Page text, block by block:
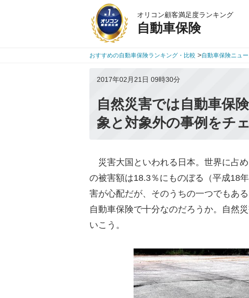
オリコン顧客満足度ランキング
自動車保険
おすすめの自動車保険ランキング・比較 >自動車保険ニュ
2017年02月21日 09時30分
自然災害では自動車保
象と対象外の事例をチ
災害大国といわれる日本。世界に占
の被害額は18.3％にものぼる（平成18
害が心配だが、そのうちの一つでもあ
自動車保険で十分なのだろうか。自然
いこう。